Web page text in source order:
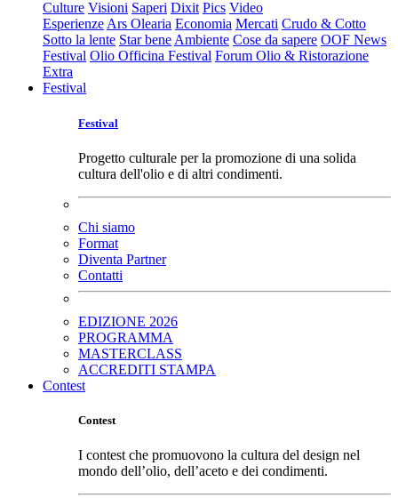
Culture Visioni Saperi Dixit Pics Video
Esperienze Ars Olearia Economia Mercati Crudo & Cotto
Sotto la lente Star bene Ambiente Cose da sapere OOF News
Festival Olio Officina Festival Forum Olio & Ristorazione
Extra
Festival
Festival
Progetto culturale per la promozione di una solida
cultura dell'olio e di altri condimenti.
Chi siamo
Format
Diventa Partner
Contatti
EDIZIONE 2026
PROGRAMMA
MASTERCLASS
ACCREDITI STAMPA
Contest
Contest
I contest che promuovono la cultura del design nel
mondo dell’olio, dell’aceto e dei condimenti.